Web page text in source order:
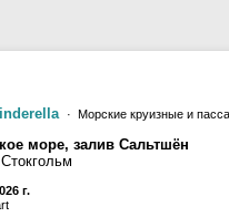
· Морские круизные и
море, залив Сальтшён
г.